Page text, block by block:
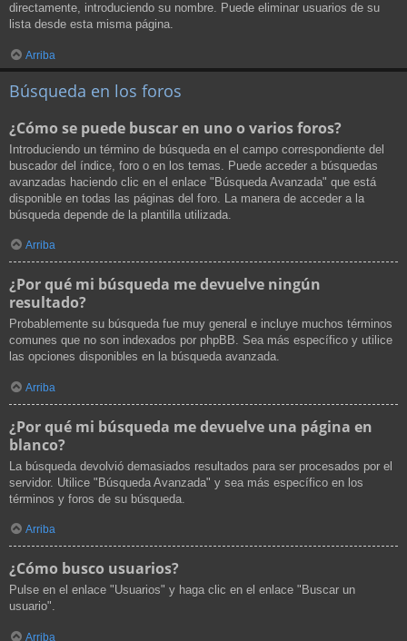
directamente, introduciendo su nombre. Puede eliminar usuarios de su
lista desde esta misma página.
Arriba
Búsqueda en los foros
¿Cómo se puede buscar en uno o varios foros?
Introduciendo un término de búsqueda en el campo correspondiente del
buscador del índice, foro o en los temas. Puede acceder a búsquedas
avanzadas haciendo clic en el enlace "Búsqueda Avanzada" que está
disponible en todas las páginas del foro. La manera de acceder a la
búsqueda depende de la plantilla utilizada.
Arriba
¿Por qué mi búsqueda me devuelve ningún
resultado?
Probablemente su búsqueda fue muy general e incluye muchos términos
comunes que no son indexados por phpBB. Sea más específico y utilice
las opciones disponibles en la búsqueda avanzada.
Arriba
¿Por qué mi búsqueda me devuelve una página en
blanco?
La búsqueda devolvió demasiados resultados para ser procesados por el
servidor. Utilice "Búsqueda Avanzada" y sea más específico en los
términos y foros de su búsqueda.
Arriba
¿Cómo busco usuarios?
Pulse en el enlace "Usuarios" y haga clic en el enlace "Buscar un
usuario".
Arriba